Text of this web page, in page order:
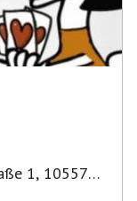
1, 10557